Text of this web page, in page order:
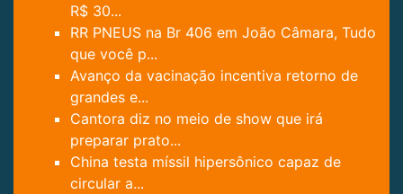
R$ 30...
RR PNEUS na Br 406 em João Câmara, Tudo
que você p...
Avanço da vacinação incentiva retorno de
grandes e...
Cantora diz no meio de show que irá
preparar prato...
China testa míssil hipersônico capaz de
circular a...